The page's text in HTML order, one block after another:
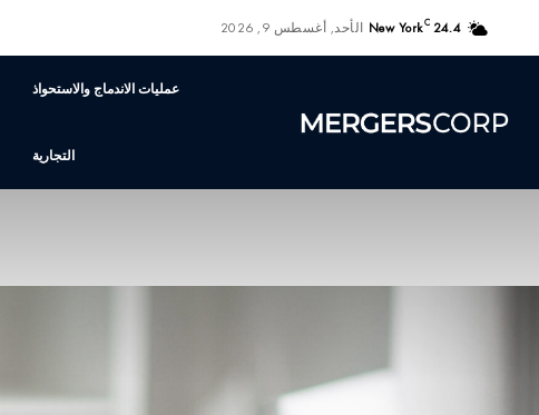
24.4
C
New York الأحد, أغسطس 9, 2026
عمليات الاندماج والاستحواذ
التجارية